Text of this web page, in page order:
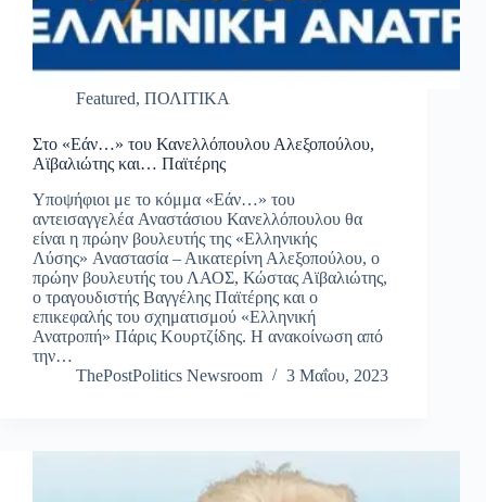
Featured, ΠΟΛΙΤΙΚΑ
Στο «Εάν…» του Κανελλόπουλου Αλεξοπούλου,
Αϊβαλιώτης και… Παϊτέρης
Υποψήφιοι με το κόμμα «Εάν…» του
αντεισαγγελέα Αναστάσιου Κανελλόπουλου θα
είναι η πρώην βουλευτής της «Ελληνικής
Λύσης» Αναστασία – Αικατερίνη Αλεξοπούλου, ο
πρώην βουλευτής του ΛΑΟΣ, Κώστας Αϊβαλιώτης,
ο τραγουδιστής Βαγγέλης Παϊτέρης και ο
επικεφαλής του σχηματισμού «Ελληνική
Ανατροπή» Πάρις Κουρτζίδης. Η ανακοίνωση από
την…
ThePostPolitics Newsroom
3 Μαΐου, 2023